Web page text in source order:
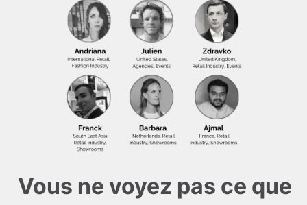
Vous ne voyez pas ce que